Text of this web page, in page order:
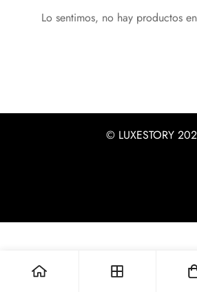
Lo sentimos, no hay productos
© LUXESTORY
No, I'm not